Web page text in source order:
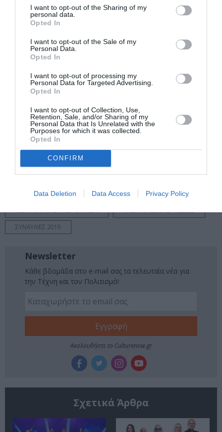
I want to opt-out of the Sharing of my
personal data.
Opted In
I want to opt-out of the Sale of my
Personal Data.
Opted In
I want to opt-out of processing my
Personal Data for Targeted Advertising.
Opted In
I want to opt-out of Collection, Use,
Retention, Sale, and/or Sharing of my
Personal Data that Is Unrelated with the
Purposes for which it was collected.
Opted In
CONFIRM
Data Deletion Data Access Privacy Policy
Πληροφορίες / Κρατήσεις:
Ακολουθήστε το Culturenow.gr στο
μάθετε πρώτοι όλες τις ειδήσεις
Δείτε όλα τατελευταία νέα
Πολιτισμό στοCulturenow.gr
Νέοι Διαγωνισμοί❯
ΜΑΡΚΕΛΛΟΣ ΧΡΥΣΙΚΟΠΟΥΛΟΣ
ΜΕΓΑΡΟ ΜΟΥΣΙΚΗΣ ΑΘΗΝΩΝ
ΠΑΣΧΑΛΙΝΕΣ ΕΚΔΗΛΩΣΕΙΣ
ΣΥΝΑΥΛΙΕΣ 2019
Newsletter
Κάθε βδομάδα στο e-mail σας τα τελευταία νέα για
την Τέχνη και τον Πολιτισμό!
Ακολουθήστε το Culturenow.gr
Σχετικά Άρθρα